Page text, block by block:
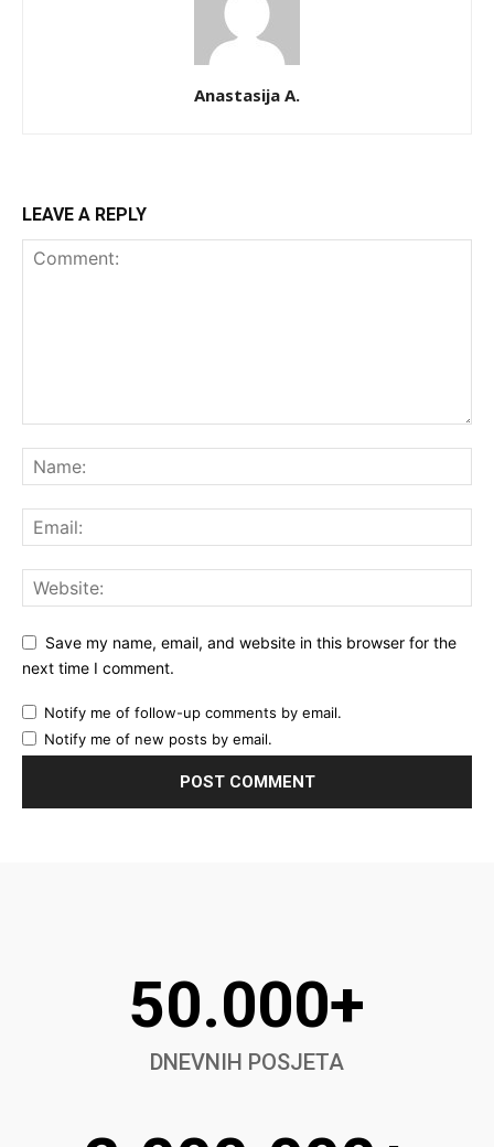
Anastasija A.
LEAVE A REPLY
Save my name, email, and website in this browser for the
next time I comment.
Notify me of follow-up comments by email.
Notify me of new posts by email.
50.000+
DNEVNIH POSJETA